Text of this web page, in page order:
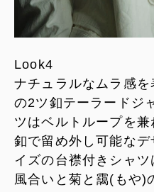
Look4
ナチュラルなムラ感
の2ツ釦テーラードジ
ツはベルトループを兼
釦で留め外し可能な
イズの台襟付きシャ
風合いと菊と靄(もや)